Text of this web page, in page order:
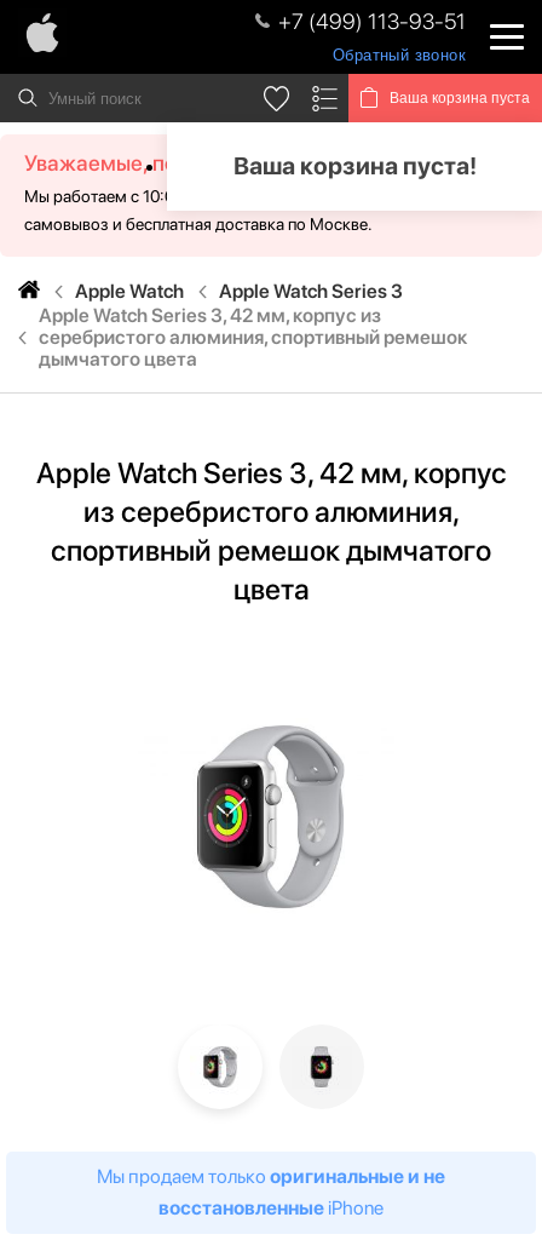
+7 (499) 113-93-51
Обратный звонок
Ваша корзина пуста
Ваша корзина пуста!
Уважаемые, посетители!
Мы работаем с 10:00 - 21:00 без выходных. Для Вас доступен
самовывоз и бесплатная доставка по Москве.
Apple Watch
Apple Watch Series 3
Apple Watch Series 3, 42 мм, корпус из
серебристого алюминия, спортивный ремешок
дымчатого цвета
Apple Watch Series 3, 42 мм, корпус
из серебристого алюминия,
спортивный ремешок дымчатого
цвета
Мы продаем только оригинальные и не
восстановленные iPhone